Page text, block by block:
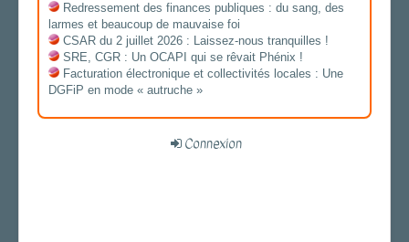
Redressement des finances publiques : du sang, des
larmes et beaucoup de mauvaise foi
CSAR du 2 juillet 2026 : Laissez-nous tranquilles !
SRE, CGR : Un OCAPI qui se rêvait Phénix !
Facturation électronique et collectivités locales : Une
DGFiP en mode « autruche »
Connexion